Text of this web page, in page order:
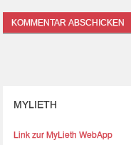
MYLIETH
Link zur MyLieth WebApp